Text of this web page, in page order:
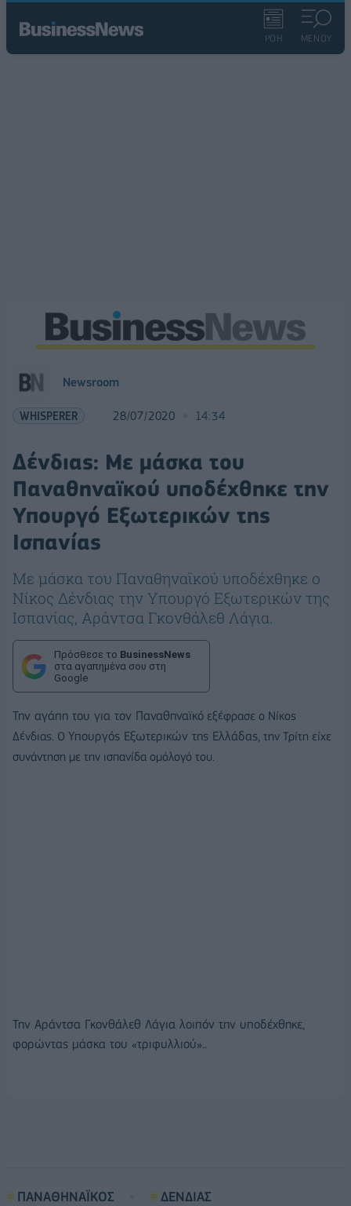
ΡΟΗ ΜΕΝΟΥ
Newsroom
WHISPERER 28/07/2020 14:34
Δένδιας: Με μάσκα του
Παναθηναϊκού υποδέχθηκε την
Υπουργό Εξωτερικών της
Ισπανίας
Με μάσκα του Παναθηναϊκού υποδέχθηκε ο
Νίκος Δένδιας την Υπουργό Εξωτερικών της
Ισπανίας, Αράντσα Γκονθάλεθ Λάγια.
Πρόσθεσε το BusinessNews
στα αγαπημένα σου στη
Google
Την αγάπη του για τον Παναθηναϊκό εξέφρασε ο Νίκος
Δένδιας. Ο Υπουργός Εξωτερικών της Ελλάδας, την Τρίτη είχε
συνάντηση με την ισπανίδα ομόλογό του.
Την Αράντσα Γκονθάλεθ Λάγια λοιπόν την υποδέχθηκε,
φορώντας μάσκα του «τριφυλλιού»..
ΠΑΝΑΘΗΝΑΪΚΟΣ ΔΕΝΔΙΑΣ